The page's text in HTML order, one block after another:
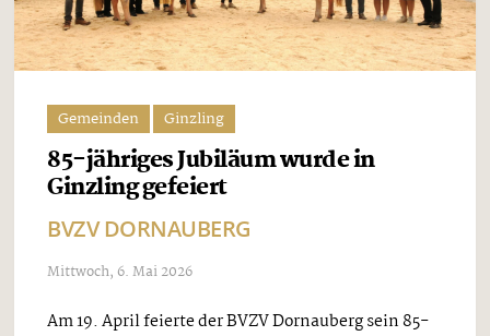
Gemeinden Ginzling
85-jähriges Jubiläum wurde in
Ginzling gefeiert
BVZV DORNAUBERG
Mittwoch, 6. Mai 2026
Am 19. April feierte der BVZV Dornauberg sein 85-